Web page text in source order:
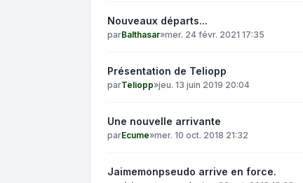
Nouveaux départs...
parBalthasar»mer. 24 févr. 2021 17:35
Présentation de Teliopp
parTeliopp»jeu. 13 juin 2019 20:04
Une nouvelle arrivante
parEcume»mer. 10 oct. 2018 21:32
Jaimemonpseudo arrive en force.